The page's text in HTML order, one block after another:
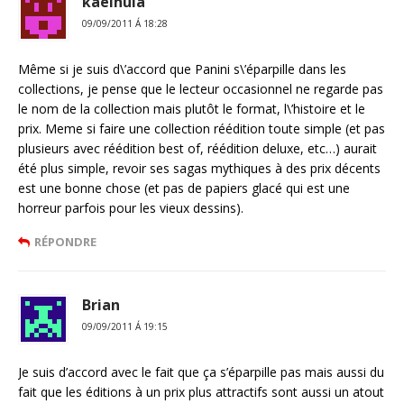
09/09/2011 Á 18:28
Même si je suis d\’accord que Panini s\’éparpille dans les
collections, je pense que le lecteur occasionnel ne regarde pas
le nom de la collection mais plutôt le format, l\’histoire et le
prix. Meme si faire une collection réédition toute simple (et pas
plusieurs avec réédition best of, réédition deluxe, etc…) aurait
été plus simple, revoir ses sagas mythiques à des prix décents
est une bonne chose (et pas de papiers glacé qui est une
horreur parfois pour les vieux dessins).
RÉPONDRE
Brian
09/09/2011 Á 19:15
Je suis d’accord avec le fait que ça s’éparpille pas mais aussi du
fait que les éditions à un prix plus attractifs sont aussi un atout